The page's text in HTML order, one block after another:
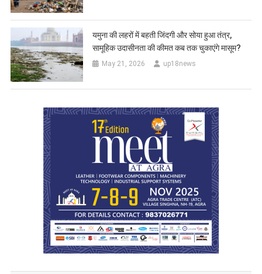
यमुना की लहरों में बहती जिंदगी और सोया हुआ तंत्र,
सामूहिक उदासीनता की कीमत कब तक चुकाएंगे मासूम?
May 21, 2026 up18news